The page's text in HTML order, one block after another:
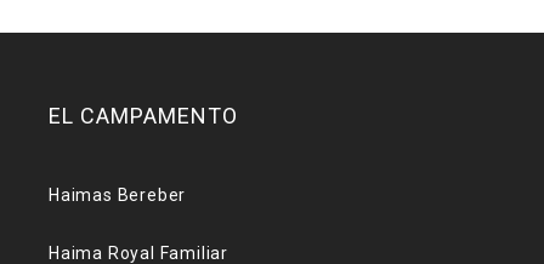
EL CAMPAMENTO
Haimas Bereber
Haima Royal Familiar